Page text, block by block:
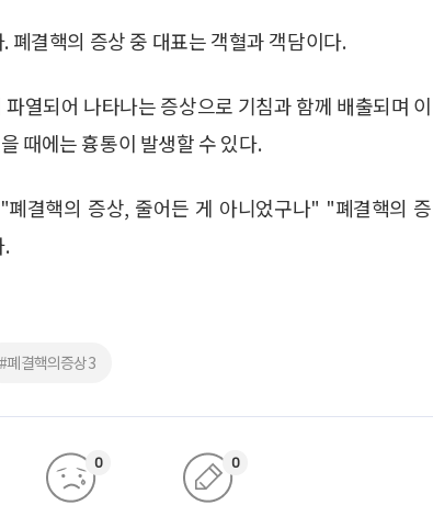
폐결핵의 증상 중 대표는 객혈과 객담이다.
열되어 나타나는 증상으로 기침과 함께 배출되며 이
때에는 흉통이 발생할 수 있다.
결핵의 증상, 줄어든 게 아니었구나" "폐결핵의 증
.
#폐결핵의증상3
0 0